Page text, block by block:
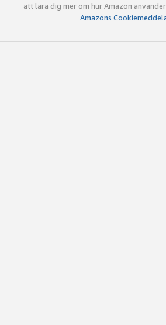
att lära dig mer om hur Amazon
Amazons